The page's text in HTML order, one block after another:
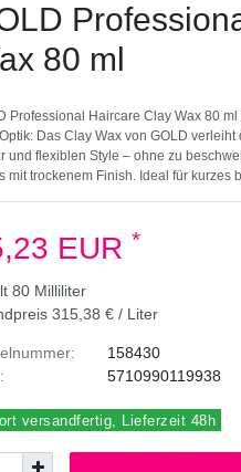
80 ml
Professional Haircare Clay Wax 80
Das Clay Wax von GOLD
und flexiblen Style – ohne zu
mit trockenem Finish. Ideal für kurzes
EUR *
80 Milliliter
315,38 € / Liter
158430
5710990119938
versandfertig, Lieferzeit 48h